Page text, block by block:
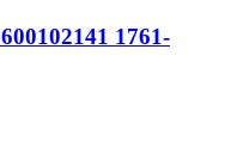
1761-